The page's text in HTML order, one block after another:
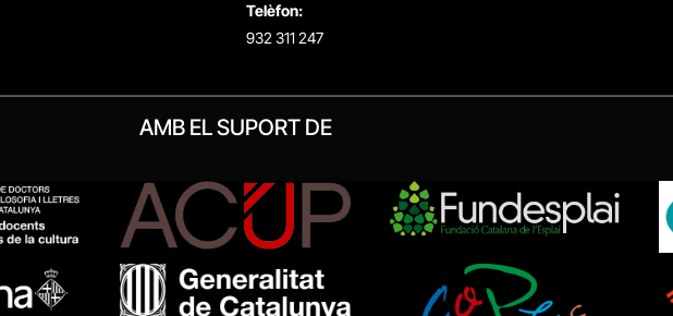
Telèfon:
932 311 247
AMB EL SUPORT DE